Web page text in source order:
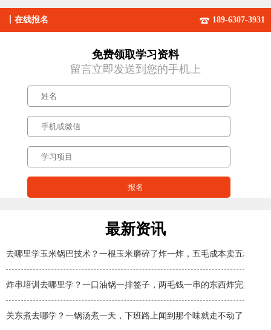
在线报名 189-6307-3931
免费领取学习资料
留言立即发送到您的手机上
最新资讯
去哪里学玉米锅巴技术？一根玉米磨碎了炸一炸，五毛成本卖五块
炸串培训去哪里学？一口油锅一排签子，两毛钱一串的东西炸完卖两块
关东煮去哪学？一锅汤煮一天，下班路上闻到那个味就走不动了